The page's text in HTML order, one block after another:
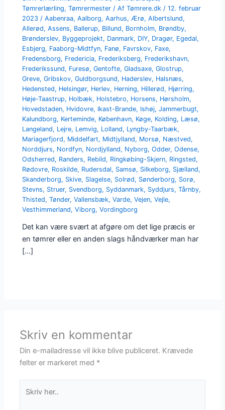
Tømrerlærling,Tømrermester / AfTømrere.dk /12. februar
2023 /Aabenraa,Aalborg,Aarhus, Ærø,Albertslund,
Allerød,Assens, Ballerup, Billund, Bornholm, Brøndby,
Brønderslev, Byggeprojekt, Danmark, DIY, Dragør, Egedal,
Esbjerg, Faaborg-Midtfyn, Fanø, Favrskov, Faxe,
Fredensborg, Fredericia, Frederiksberg, Frederikshavn,
Frederikssund, Furesø,Gentofte,Gladsaxe,Glostrup,
Greve,Gribskov,Guldborgsund, Haderslev, Halsnæs,
Hedensted, Helsingør, Herlev, Herning, Hillerød, Hjørring,
Høje-Taastrup, Holbæk, Holstebro, Horsens, Hørsholm,
Hovedstaden, Hvidovre, Ikast-Brande, Ishøj,Jammerbugt,
Kalundborg, Kerteminde, København, Køge, Kolding, Læsø,
Langeland, Lejre, Lemvig, Lolland, Lyngby-Taarbæk,
Mariagerfjord, Middelfart, Midtjylland, Morsø, Næstved,
Norddjurs, Nordfyn, Nordjylland, Nyborg,Odder,Odense,
Odsherred, Randers, Rebild, Ringkøbing-Skjern, Ringsted,
Rødovre, Roskilde, Rudersdal, Samsø, Silkeborg, Sjælland,
Skanderborg, Skive, Slagelse, Solrød, Sønderborg, Sorø,
Stevns, Struer, Svendborg, Syddanmark, Syddjurs,Tårnby,
Thisted,Tønder,Vallensbæk,Varde,Vejen,Vejle,
Vesthimmerland,Viborg,Vordingborg
Det kan være svært at afgøre om det lige præcis er
en tømrer eller en anden slags håndværker man har
[…]
Skriv en kommentar
Din e-mailadresse vil ikke blive publiceret. Krævede
felter er markeret med *
her..